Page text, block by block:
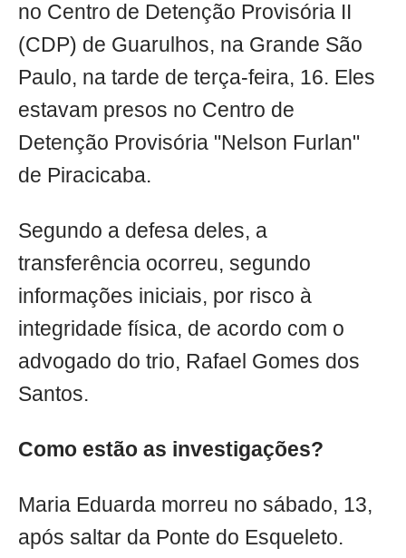
no Centro de Detenção Provisória II
(CDP) de Guarulhos, na Grande São
Paulo, na tarde de terça-feira, 16. Eles
estavam presos no Centro de
Detenção Provisória "Nelson Furlan"
de Piracicaba.
Segundo a defesa deles, a
transferência ocorreu, segundo
informações iniciais, por risco à
integridade física, de acordo com o
advogado do trio, Rafael Gomes dos
Santos.
Como estão as investigações?
Maria Eduarda morreu no sábado, 13,
após saltar da Ponte do Esqueleto.